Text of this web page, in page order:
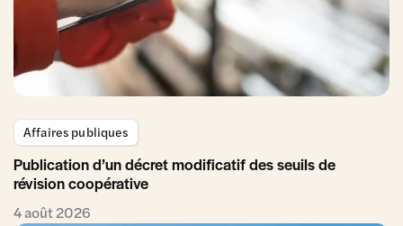
Affaires publiques
Publication d’un décret modificatif des seuils de
révision coopérative
4 août 2026